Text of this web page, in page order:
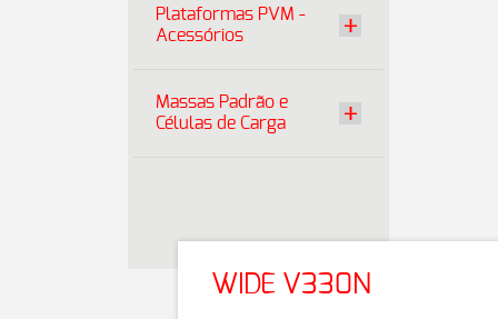
Plataformas PVM -
Acessórios
Massas Padrão e
Células de Carga
WIDE V330N